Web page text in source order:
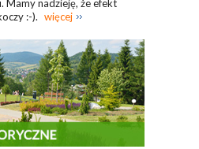
Mamy nadzieję, że efekt
:-). więcej